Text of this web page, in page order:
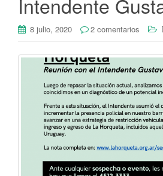
8 julio, 2020 2 comentarios